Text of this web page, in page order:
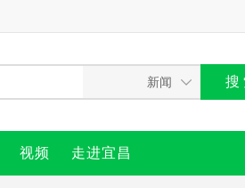
视频 走进宜昌